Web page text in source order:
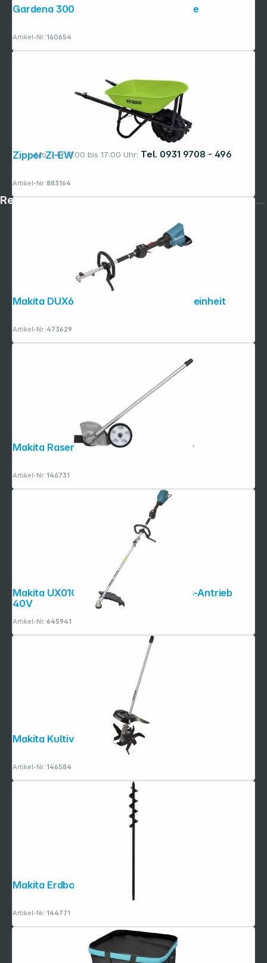
Mo. – Fr. 8:00 bis 17:00 Uhr: Tel. 0931 9708 - 496
Gardena 300 PP gebogen Garten- säge
Artikel-Nr.:160654
Zipper ZI-EWB200S Akku-Schubkarre
Artikel-Nr.:883164
Makita DUX60Z Akku-Garten-Antriebseinheit
Artikel-Nr.:473629
Makita Rasenkantenaufsatz EE400MP
Artikel-Nr.:146731
Makita UX01GZ01 Akku-Multifunktions-Antrieb
40V
Artikel-Nr.:645941
Makita Kultivatoraufsatz KR401MP
Artikel-Nr.:146584
Makita Erdbohrer 45x600(200) mm
Artikel-Nr.:144771
Rechtliches
Folgen Sie uns auf